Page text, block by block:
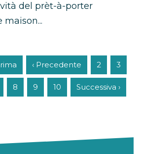
del prèt-à-porter
‹ Precedente 2 3
8 9 10 Successiva ›